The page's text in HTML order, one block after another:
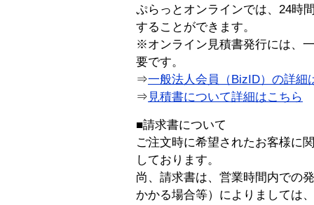
ぷらっとオンラインでは、24時
することができます。
※オンライン見積書発行には、
要です。
⇒一般法人会員（BizID）の詳細
⇒ 見積書について詳細はこちら
■請求書について
ご注文時に希望されたお客様に
しております。
尚、請求書は、営業時間内での
かかる場合等）によりましては